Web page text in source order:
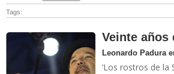
Tags:
Veinte años
Leonardo Padura
‘Los rostros de la